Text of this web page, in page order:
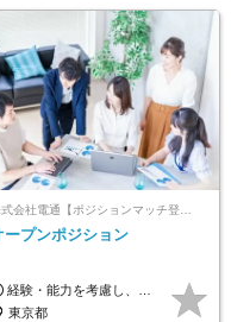
ープンポジション
経験・能力を考慮し、当社規定により決定します。 ▼参考情報 ------------ 年収イメージ：500万～1500万
東京都